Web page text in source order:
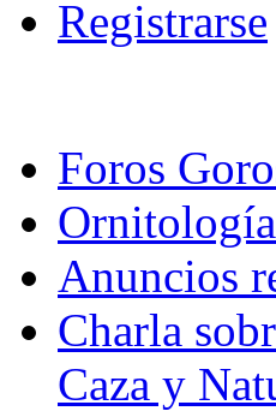
Registrarse
Foros
Anuncios
Charla
Caza y